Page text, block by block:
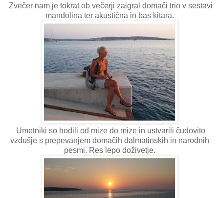
Zvečer nam je tokrat ob večerji zaigral domači trio v sestavi
mandolina ter akustična in bas kitara.
Umetniki so hodili od mize do mize in ustvarili čudovito
vzdušje s prepevanjem domačih dalmatinskih in narodnih
pesmi. Res lepo doživetje.